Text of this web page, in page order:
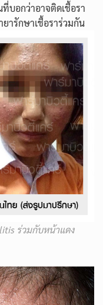
บอกว่าอาจติดเชื้อรา
ารักษาเชื้อราร่วมกัน
ร่วมกับหน้าแดง